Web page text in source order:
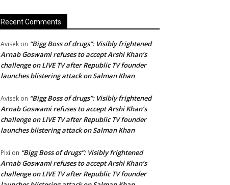
Recent Comments
Avisek on “Bigg Boss of drugs”: Visibly frightened
Arnab Goswami refuses to accept Arshi Khan’s
challenge on LIVE TV after Republic TV founder
launches blistering attack on Salman Khan
Avisek on “Bigg Boss of drugs”: Visibly frightened
Arnab Goswami refuses to accept Arshi Khan’s
challenge on LIVE TV after Republic TV founder
launches blistering attack on Salman Khan
Pixi on “Bigg Boss of drugs”: Visibly frightened
Arnab Goswami refuses to accept Arshi Khan’s
challenge on LIVE TV after Republic TV founder